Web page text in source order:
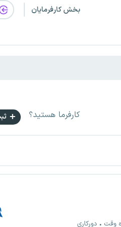
بخش کارفرمایان
کارفرما هستید؟
وقت دورکاری